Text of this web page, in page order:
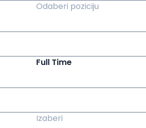
Odaberi poziciju
Full Time
Izaberi